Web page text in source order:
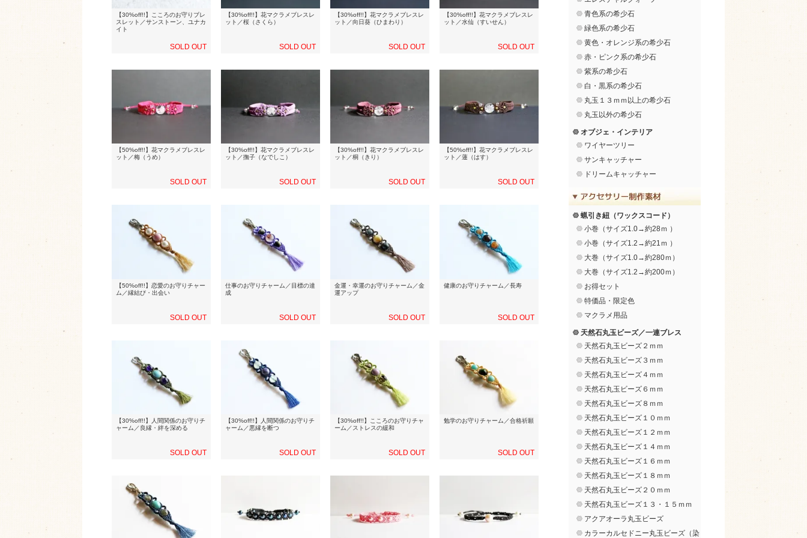
【30%off!!】こころのお守りブレ
スレット／サンストーン、ユナカ
イト
SOLD OUT
【30%off!!】花マクラメブレスレ
ット／桜（さくら）
SOLD OUT
【30%off!!】花マクラメブレスレ
ット／向日葵（ひまわり）
SOLD OUT
【30%off!!】花マクラメブレスレ
ット／水仙（すいせん）
SOLD OUT
【50%off!!】花マクラメブレスレ
ット／梅（うめ）
SOLD OUT
【30%off!!】花マクラメブレスレ
ット／撫子（なでしこ）
SOLD OUT
【30%off!!】花マクラメブレスレ
ット／桐（きり）
SOLD OUT
【50%off!!】花マクラメブレスレ
ット／蓮（はす）
SOLD OUT
【50%off!!】恋愛のお守りチャー
ム／縁結び・出会い
SOLD OUT
仕事のお守りチャーム／目標の達
成
SOLD OUT
金運・幸運のお守りチャーム／金
運アップ
SOLD OUT
健康のお守りチャーム／長寿
SOLD OUT
【30%off!!】人間関係のお守りチ
ャーム／良縁・絆を深める
SOLD OUT
【30%off!!】人間関係のお守りチ
ャーム／悪縁を断つ
SOLD OUT
【30%off!!】こころのお守りチャ
ーム／ストレスの緩和
SOLD OUT
勉学のお守りチャーム／合格祈願
SOLD OUT
青色系の希少石
緑色系の希少石
黄色・オレンジ系の希少石
赤・ピンク系の希少石
紫系の希少石
白・黒系の希少石
丸玉１３ｍｍ以上の希少石
丸玉以外の希少石
オブジェ・インテリア
ワイヤーツリー
サンキャッチャー
ドリームキャッチャー
蝋引き紐（ワックスコード）
小巻（サイズ1.0→約28ｍ ）
小巻（サイズ1.2→約21ｍ ）
大巻（サイズ1.0→約280ｍ）
大巻（サイズ1.2→約200ｍ）
お得セット
特価品・限定色
マクラメ用品
天然石丸玉ビーズ／一連ブレス
天然石丸玉ビーズ２ｍｍ
天然石丸玉ビーズ３ｍｍ
天然石丸玉ビーズ４ｍｍ
天然石丸玉ビーズ６ｍｍ
天然石丸玉ビーズ８ｍｍ
天然石丸玉ビーズ１０ｍｍ
天然石丸玉ビーズ１２ｍｍ
天然石丸玉ビーズ１４ｍｍ
天然石丸玉ビーズ１６ｍｍ
天然石丸玉ビーズ１８ｍｍ
天然石丸玉ビーズ２０ｍｍ
天然石丸玉ビーズ１３・１５ｍｍ
アクアオーラ丸玉ビーズ
カラーカルセドニー丸玉ビーズ（染